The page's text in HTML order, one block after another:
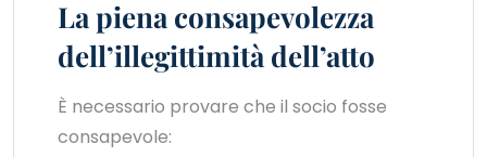
La piena consapevolezza
dell’illegittimità dell’atto
È necessario provare che il socio fosse
consapevole: